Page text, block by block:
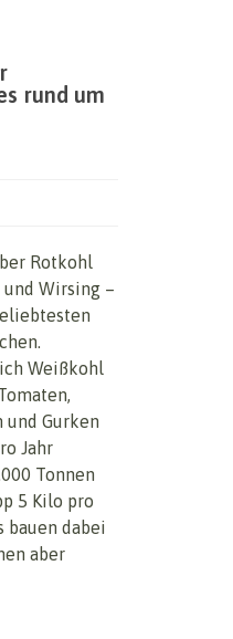
rund um
Rotkohl
und Wirsing –
Weißkohl
und Gurken
Jahr
Tonnen
5 Kilo pro
bauen dabei
aber